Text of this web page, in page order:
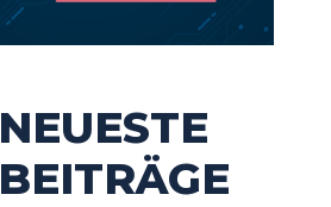
NEUESTE
BEITRÄGE